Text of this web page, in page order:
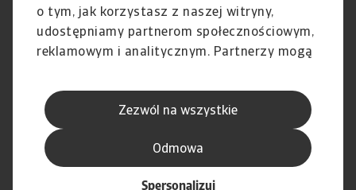
o tym, jak korzystasz z naszej witryny,
udostępniamy partnerom społecznościowym,
reklamowym i analitycznym. Partnerzy mogą
otrzymanymi od Ciebie lub uzyskanymi
podczas korzystania z ich usług.
Zezwól na wszystkie
Spersonalizuj
Odmowa
RODO
Polityka Prywatności
Informacje o plikach cookie
Polityka Speak Up
Skargi i reklamacje (Regulamin
obowiązujący od dnia 13 lutego
Skargi i reklamacje (Regulamin
obowiązujący do dnia 12 lutego